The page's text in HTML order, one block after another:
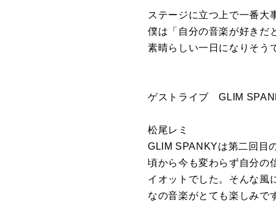
ステージに立つ上で一番大
僕は「自分の音楽が好きだ
素晴らしい一日になりそう
ゲストライブ GLIM
松尾レミ
GLIM SPANKYは第二回目
頃から今も変わらず自分の
イオットでした。そんな風
なの音楽がとても楽しみで